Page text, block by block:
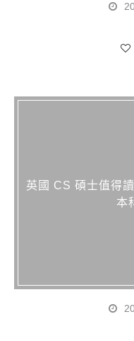
英國 CS 碩士值得
本